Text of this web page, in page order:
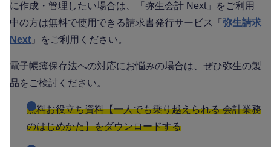
に作成・管理したい場合は、「弥生会計 Next」をご利用
中の方は無料で使用できる請求書発行サービス「 弥生請求
Next 」をご利用ください。
電子帳簿保存法への対応にお悩みの場合は、ぜひ弥生の製
品をご検討ください。
無料お役立ち資料【一人でも乗り越えられる 会計業務
のはじめかた】をダウンロードする